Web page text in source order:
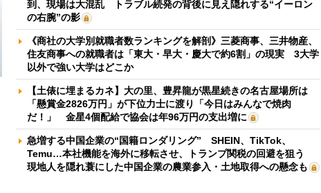
到、現場は大混乱 トラブル続発の背後に見え隠れする“イーロン
の右腕”の影
《商社の大学別就職者数ランキングを解剖》三菱商事、三井物産、
住友商事への就職者は「東大・早大・慶大で約6割」の現実 3大学
以外で強い大学はどこか
【土俵に埋まるカネ】大の里、豊昇龍が黒星続きの名古屋場所は
「懸賞金2826万円」が下位力士に渡り「今日はみんなで焼肉
だ！」 金星4個配給で協会は年96万円の支出増に
急増する中国企業の“国籍ロンダリング” SHEIN、TikTok、
Temu…本社機能を海外に移転させ、トランプ関税の回避を狙う
現地人を隠れ蓑にした中国企業の農業参入・土地取得への懸念も